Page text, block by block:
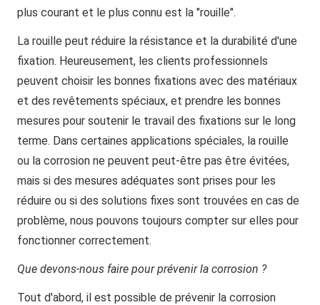
plus courant et le plus connu est la "rouille".
La rouille peut réduire la résistance et la durabilité d'une
fixation. Heureusement, les clients professionnels
peuvent choisir les bonnes fixations avec des matériaux
et des revêtements spéciaux, et prendre les bonnes
mesures pour soutenir le travail des fixations sur le long
terme. Dans certaines applications spéciales, la rouille
ou la corrosion ne peuvent peut-être pas être évitées,
mais si des mesures adéquates sont prises pour les
réduire ou si des solutions fixes sont trouvées en cas de
problème, nous pouvons toujours compter sur elles pour
fonctionner correctement.
Que devons-nous faire pour prévenir la corrosion ?
Tout d'abord, il est possible de prévenir la corrosion